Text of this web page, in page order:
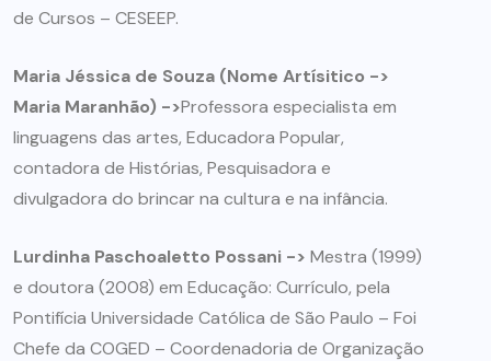
de Cursos – CESEEP.
Maria Jéssica de Souza (Nome Artísitico ->
Maria Maranhão) ->Professora especialista em
linguagens das artes, Educadora Popular,
contadora de Histórias, Pesquisadora e
divulgadora do brincar na cultura e na infância.
Lurdinha Paschoaletto Possani -> Mestra (1999)
e doutora (2008) em Educação: Currículo, pela
Pontifícia Universidade Católica de São Paulo – Foi
Chefe da COGED – Coordenadoria de Organização